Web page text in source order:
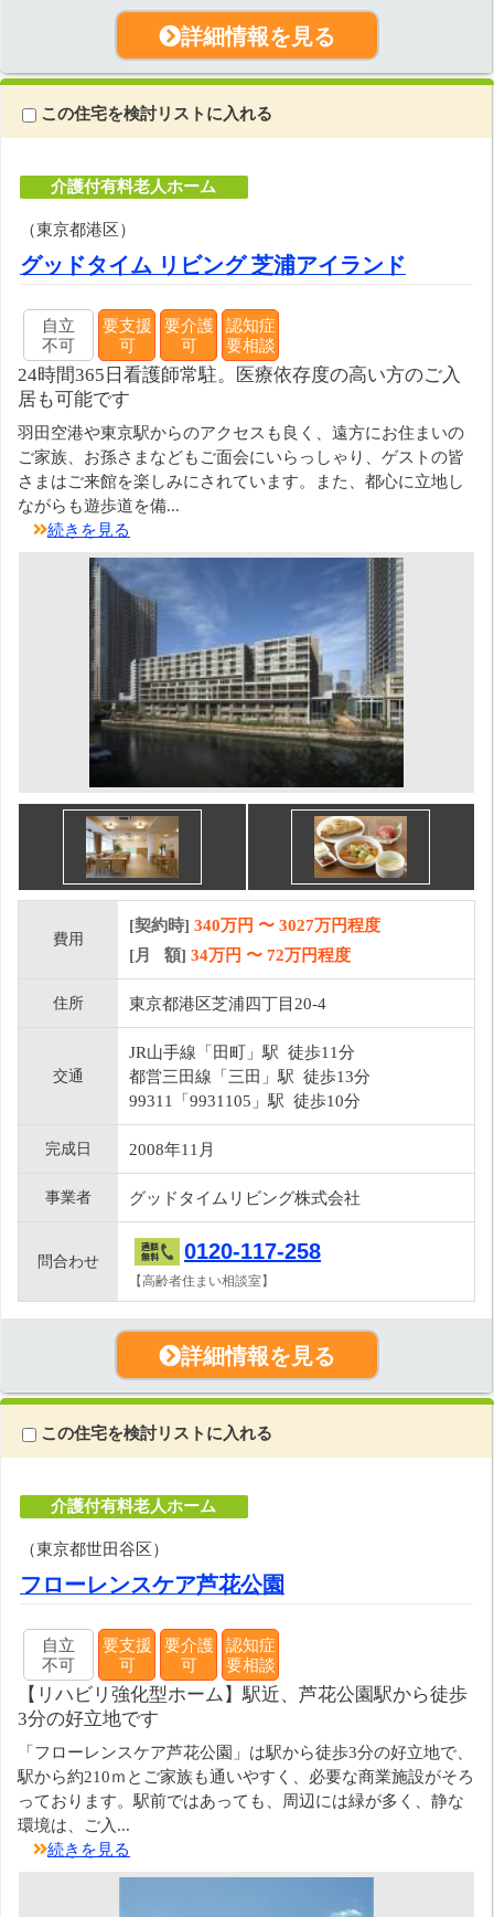
詳細情報を見る
この住宅を検討リストに入れる
介護付有料老人ホーム
（東京都港区）
グッドタイム リビング 芝浦アイランド
自立
不可
要支援
可
要介護
可
認知症
要相談
24時間365日看護師常駐。医療依存度の高い方のご入
居も可能です
羽田空港や東京駅からのアクセスも良く、遠方にお住まいの
ご家族、お孫さまなどもご面会にいらっしゃり、ゲストの皆
さまはご来館を楽しみにされています。また、都心に立地し
ながらも遊歩道を備...
続きを見る
費用
[契約時] 340万円 〜 3027万円程度
[月 額] 34万円 〜 72万円程度
住所 東京都港区芝浦四丁目20-4
交通
JR山手線「田町」駅 徒歩11分
都営三田線「三田」駅 徒歩13分
99311「9931105」駅 徒歩10分
完成日 2008年11月
事業者 グッドタイムリビング株式会社
問合わせ 0120-117-258
【高齢者住まい相談室】
詳細情報を見る
この住宅を検討リストに入れる
介護付有料老人ホーム
（東京都世田谷区）
フローレンスケア芦花公園
自立
不可
要支援
可
要介護
可
認知症
要相談
【リハビリ強化型ホーム】駅近、芦花公園駅から徒歩
3分の好立地です
「フローレンスケア芦花公園」は駅から徒歩3分の好立地で、
駅から約210ｍとご家族も通いやすく、必要な商業施設がそろ
っております。駅前ではあっても、周辺には緑が多く、静な
環境は、ご入...
続きを見る